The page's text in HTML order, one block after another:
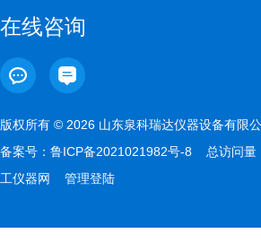
在线咨询
版权所有 © 2026 山东泉科瑞达仪器设备有限
备案号： 鲁ICP备2021021982号-8 总访问量
工仪器网
管理登陆